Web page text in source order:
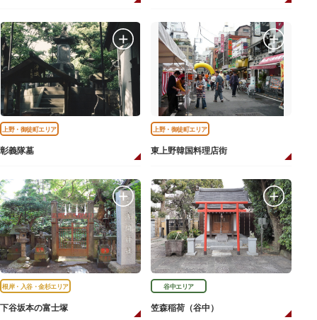
上野・御徒町エリア
彰義隊墓
上野・御徒町エリア
東上野韓国料理店街
根岸・入谷・金杉エリア
下谷坂本の富士塚
谷中エリア
笠森稲荷（谷中）